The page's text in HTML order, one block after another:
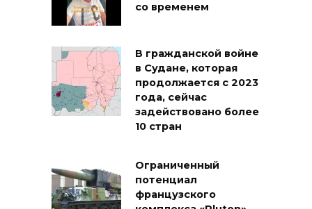
со временем
В гражданской войне
в Судане, которая
продолжается с 2023
года, сейчас
задействовано более
10 стран
Ограниченный
потенциал
французского